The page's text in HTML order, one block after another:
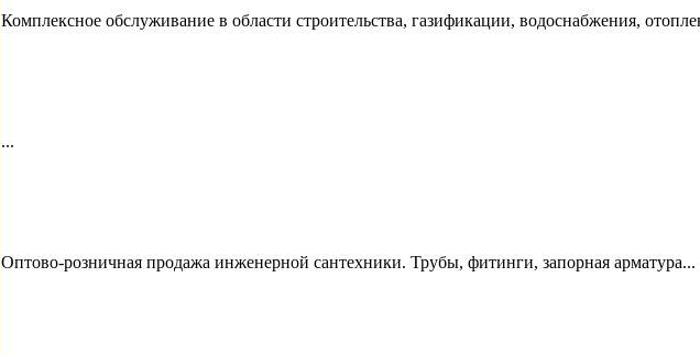
Комплексное обслуживание в области строительства, газификации, водоснабжения,
...
Оптово-розничная продажа инженерной сантехники. Трубы, фитинги, запорная арматура...